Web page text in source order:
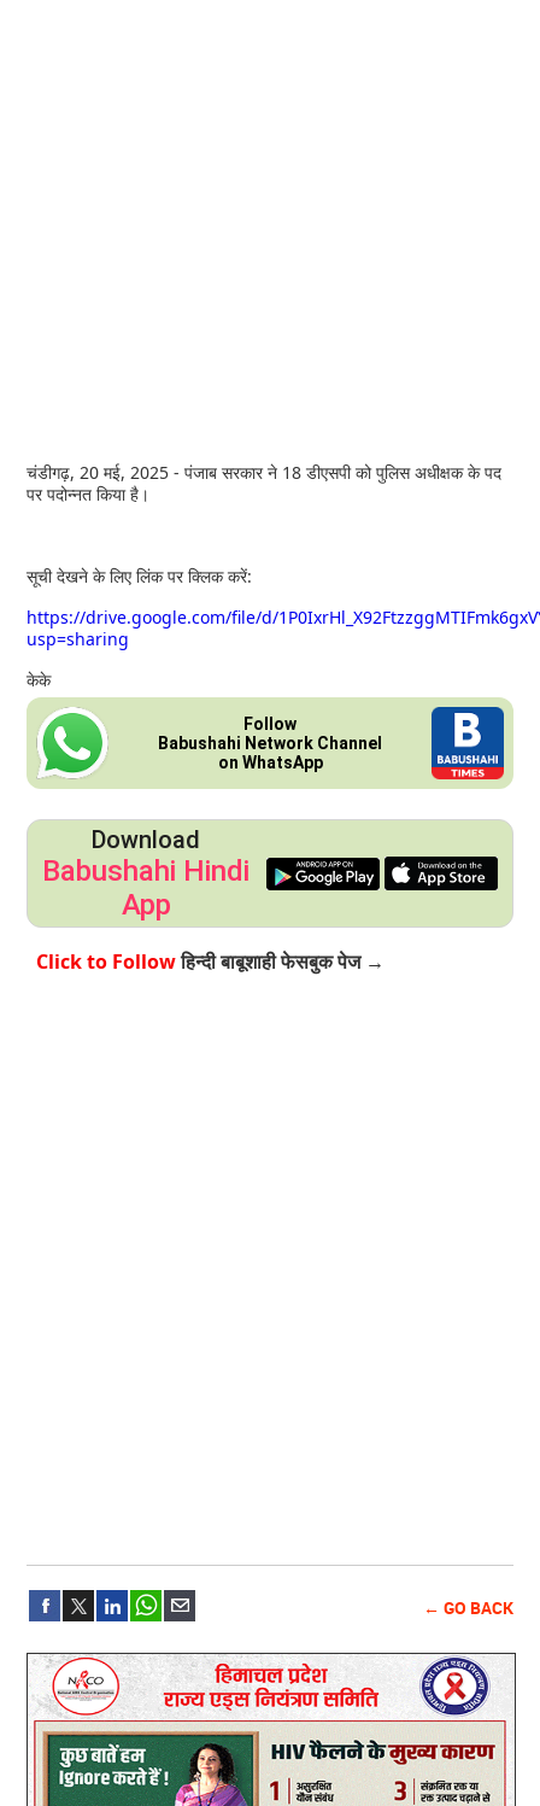
चंडीगढ़, 20 मई, 2025 - पंजाब सरकार ने 18 डीएसपी को पुलिस अधीक्षक के पद
पर पदोन्नत किया है।
सूची देखने के लिए लिंक पर क्लिक करें:
https://drive.google.com/file/d/
usp=sharing
केके
Follow
Babushahi Network Channel
on WhatsApp
Download
Babushahi Hindi
App
Click to Followहिन्दी बाबूशाही फेसबुक पेज →
← GO BACK